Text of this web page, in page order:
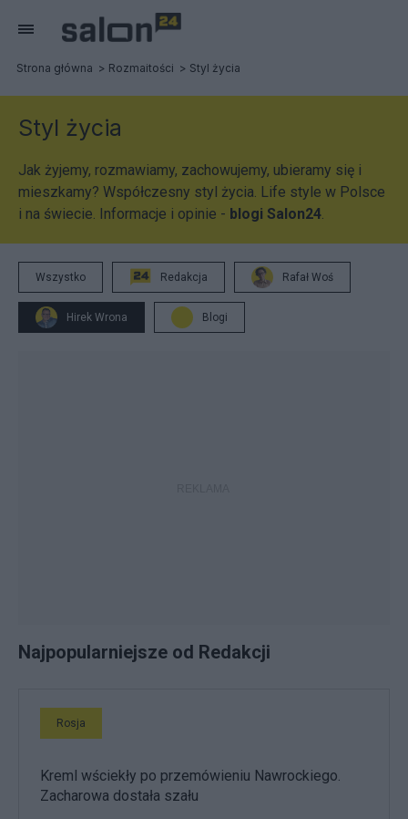
Strona główna Rozmaitości Styl życia
Styl życia
Jak żyjemy, rozmawiamy, zachowujemy, ubieramy się i
mieszkamy? Współczesny styl życia. Life style w Polsce
i na świecie. Informacje i opinie - blogi Salon24.
Wszystko Redakcja Rafał Woś
Hirek Wrona Blogi
Najpopularniejsze od Redakcji
Rosja
Kreml wściekły po przemówieniu Nawrockiego.
Zacharowa dostała szału